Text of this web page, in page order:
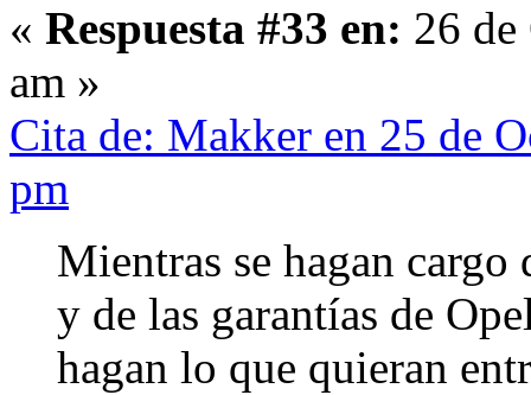
« Respuesta #33 en: 26
am »
Cita de: Makker en 25 de
pm
Mientras se hagan
y de las garantías de
hagan lo que quieran